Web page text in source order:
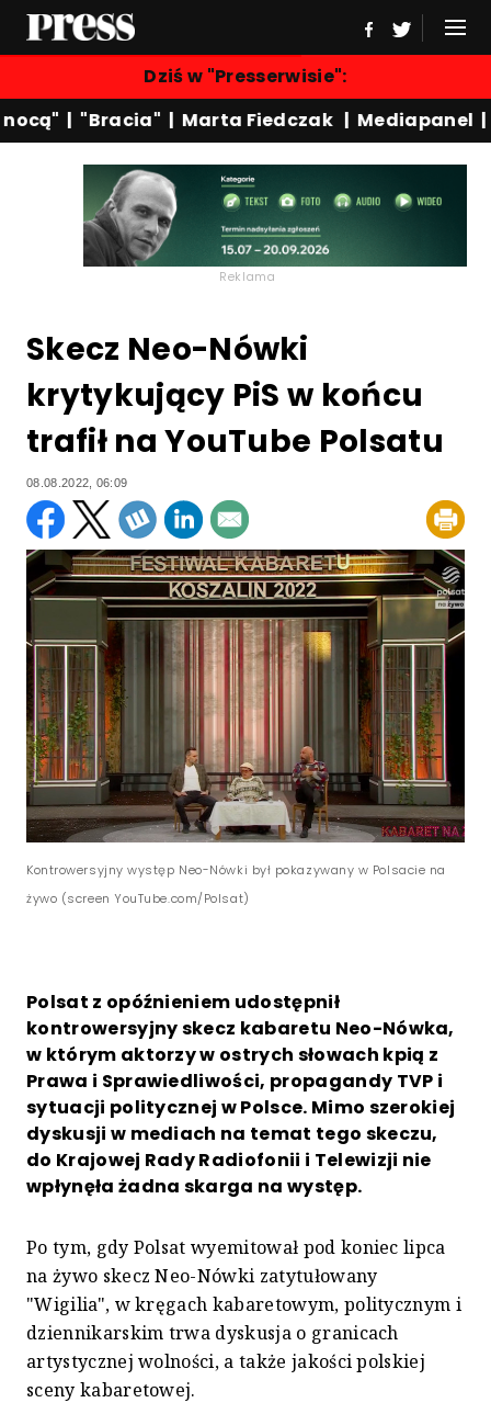
Dziś w "Presserwisie":
|"Bracia"| Marta Fiedczak|Mediapanel|
Reklama
Skecz Neo-Nówki
krytykujący PiS w końcu
trafił na YouTube Polsatu
08.08.2022, 06:09
Kontrowersyjny występ Neo-Nówki był pokazywany w Polsacie na
żywo (screen YouTube.com/Polsat)
Polsat z opóźnieniem udostępnił
kontrowersyjny skecz kabaretu Neo-Nówka,
w którym aktorzy w ostrych słowach kpią z
Prawa i Sprawiedliwości, propagandy TVP i
sytuacji politycznej w Polsce. Mimo szerokiej
dyskusji w mediach na temat tego skeczu,
do Krajowej Rady Radiofonii i Telewizji nie
wpłynęła żadna skarga na występ.
Po tym, gdy Polsat wyemitował pod koniec lipca
na żywo skecz Neo-Nówki zatytułowany
"Wigilia", w kręgach kabaretowym, politycznym i
dziennikarskim trwa dyskusja o granicach
artystycznej wolności, a także jakości polskiej
sceny kabaretowej.